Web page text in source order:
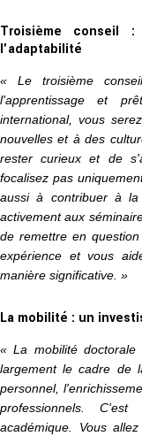
Troisième conseil
l'adaptabilité
« Le troisième
l'apprentissage et
international, vous
nouvelles et à des
rester curieux et de
focalisez pas
aussi à contribuer à la
activement aux
de remettre en
expérience et vous
manière significative. »
La mobilité : un
« La mobilité doctorale
largement le cadre de
personnel,
professionnels.
académique. Vous